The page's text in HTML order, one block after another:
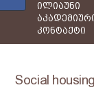
ილიაუნი
კონტაქტი
Social